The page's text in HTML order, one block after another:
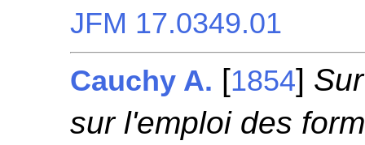
JFM 17.0349.01
Cauchy A. [1854]
sur l'emploi des